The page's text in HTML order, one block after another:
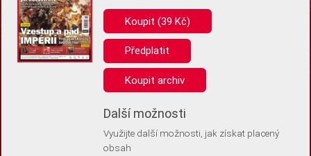
Pro základní fungování webu nepotřebujeme ukládat žádné informace
(tzv. cookies apod.). Rádi bychom vás ale požádali o souhlas s
uložením volitelných informací:
Anonymní unikátní ID
Díky němu příště poznáme, že se jedná o stejné zařízení, a
Identifikátor je zcela anonymní.
Vaše souhlasy a odmítnutí si ukládáme do vašeho zařízení, abychom se
vás už příště znovu neptali. Můžete je kdykoli později upravit ve Správě
Koupit (39 Kč)
Předplatit
Koupit archiv
Další možnosti
Využijte další možnosti, jak získat placený
obsah